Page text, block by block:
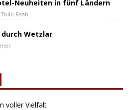
Neuheiten in fünf Ländern
Raab
Wetzlar
voller Vielfalt